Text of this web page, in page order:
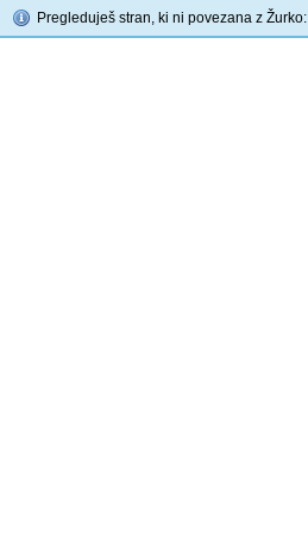
Pregleduješ stran, ki ni povezana z Žurko: